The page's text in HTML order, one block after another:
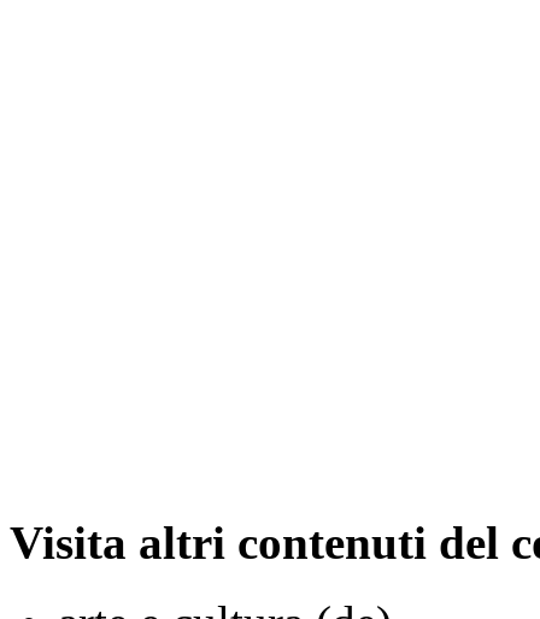
Visita altri contenuti del